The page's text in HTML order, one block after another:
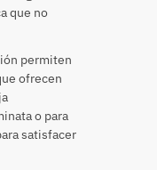
que no
permiten
ofrecen
o para
satisfacer